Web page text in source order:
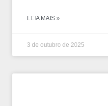
LEIA MAIS »
3 de outubro de 2025